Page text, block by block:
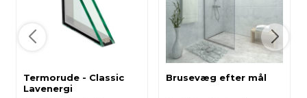
Termorude - Classic
Lavenergi
Brusevæg efter mål